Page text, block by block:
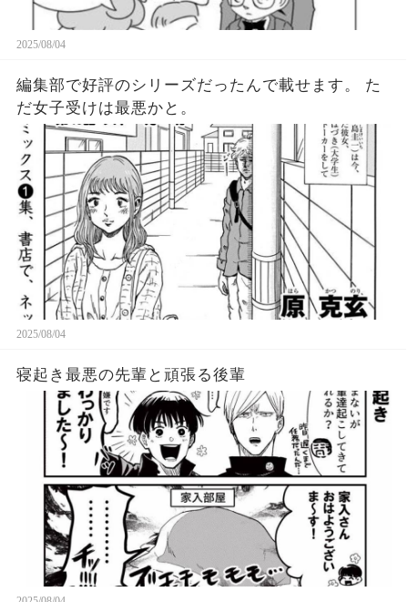
2025/08/04
編集部で好評のシリーズだったんで載せます。 た
だ女子受けは最悪かと。
2025/08/04
寝起き最悪の先輩と頑張る後輩